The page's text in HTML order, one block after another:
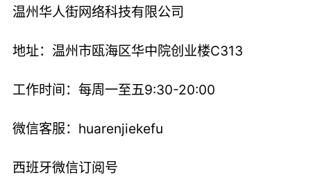
温州华人街网络科技有限公司
地址：温州市瓯海区华中院创业楼C313
工作时间：每周一至五9:30-20:00
微信客服：huarenjiekefu
西班牙微信订阅号